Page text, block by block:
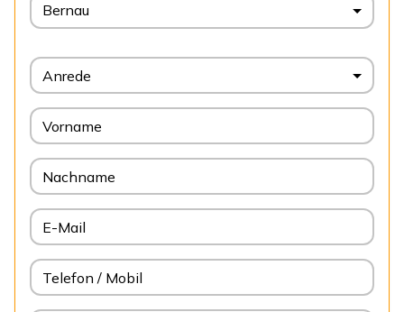
Bernau
Anrede
Vorname
Nachname
E-Mail
Telefon / Mobil